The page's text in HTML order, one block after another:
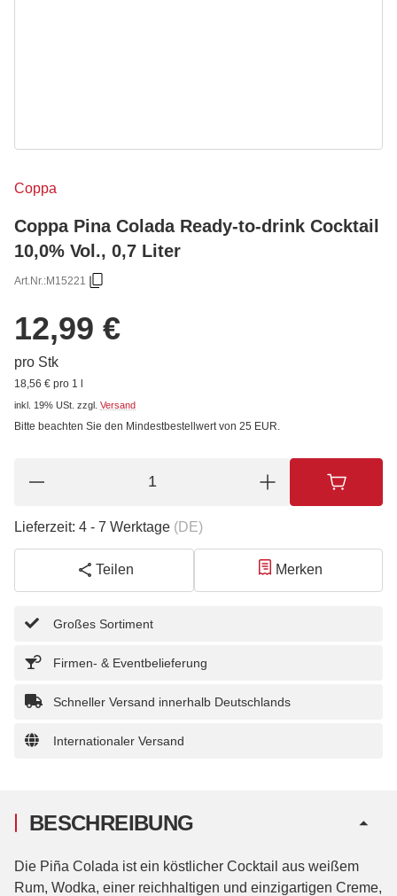
Coppa
Coppa Pina Colada Ready-to-drink Cocktail
10,0% Vol., 0,7 Liter
Art.Nr.:M15221
12,99 €
pro Stk
18,56 € pro 1 l
inkl. 19% USt. zzgl. Versand
Bitte beachten Sie den Mindestbestellwert von 25 EUR.
Lieferzeit: 4 - 7 Werktage (DE)
Teilen Merken
Großes Sortiment
Firmen- & Eventbelieferung
Schneller Versand innerhalb Deutschlands
Internationaler Versand
BESCHREIBUNG
Die Piña Colada ist ein köstlicher Cocktail aus weißem
Rum, Wodka, einer reichhaltigen und einzigartigen Creme,